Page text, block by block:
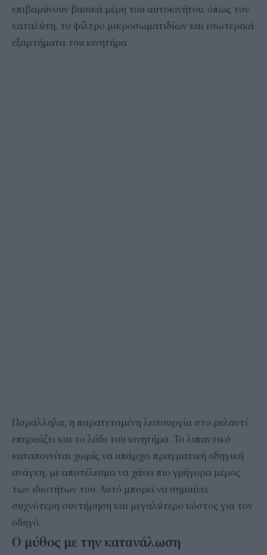
επιβαρύνουν βασικά μέρη του αυτοκινήτου, όπως τον
καταλύτη, το φίλτρο μικροσωματιδίων και εσωτερικά
εξαρτήματα του κινητήρα.
Παράλληλα, η παρατεταμένη λειτουργία στο ρελαντί
επηρεάζει και το λάδι του κινητήρα. Το λιπαντικό
καταπονείται χωρίς να υπάρχει πραγματική οδηγική
ανάγκη, με αποτέλεσμα να χάνει πιο γρήγορα μέρος
των ιδιοτήτων του. Αυτό μπορεί να σημαίνει
συχνότερη συντήρηση και μεγαλύτερο κόστος για τον
οδηγό.
Ο μύθος με την κατανάλωση